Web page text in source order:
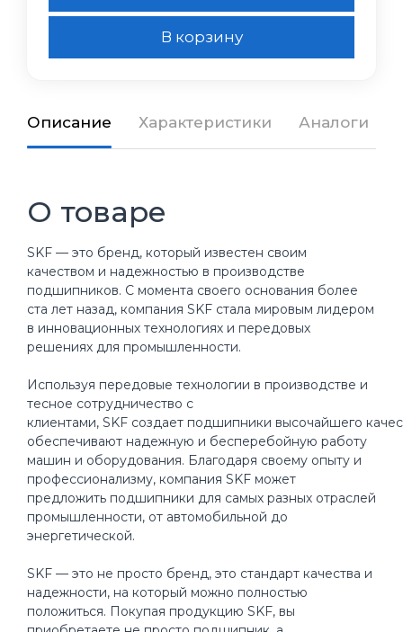
В корзину
Описание Характеристики Аналоги
О товаре
SKF — это бренд, который известен своим
качеством и надежностью в производстве
подшипников. С момента своего основания более
ста лет назад, компания SKF стала мировым лидером
в инновационных технологиях и передовых
решениях для промышленности.
Используя передовые технологии в производстве и
тесное сотрудничество с
клиентами, SKF создает подшипники высочайшего
обеспечивают надежную и бесперебойную работу
машин и оборудования. Благодаря своему опыту и
профессионализму, компания SKF может
предложить подшипники для самых разных отраслей
промышленности, от автомобильной до
энергетической.
SKF — это не просто бренд, это стандарт качества и
надежности, на который можно полностью
положиться. Покупая продукцию SKF, вы